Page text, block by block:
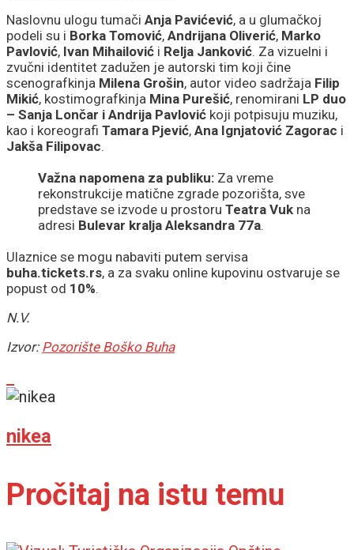
Naslovnu ulogu tumači Anja Pavićević, a u glumačkoj
podeli su i Borka Tomović, Andrijana Oliverić, Marko
Pavlović, Ivan Mihailović i Relja Janković. Za vizuelni i
zvučni identitet zadužen je autorski tim koji čine
scenografkinja Milena Grošin, autor video sadržaja Filip
Mikić, kostimografkinja Mina Purešić, renomirani LP duo
– Sanja Lončar i Andrija Pavlović koji potpisuju muziku,
kao i koreografi Tamara Pjević, Ana Ignjatović Zagorac i
Jakša Filipovac.
Važna napomena za publiku: Za vreme
rekonstrukcije matične zgrade pozorišta, sve
predstave se izvode u prostoru Teatra Vuk na
adresi Bulevar kralja Aleksandra 77a.
Ulaznice se mogu nabaviti putem servisa
buha.tickets.rs, a za svaku online kupovinu ostvaruje se
popust od 10%.
N.V.
Izvor: Pozorište Boško Buha
nikea
Pročitaj na istu temu